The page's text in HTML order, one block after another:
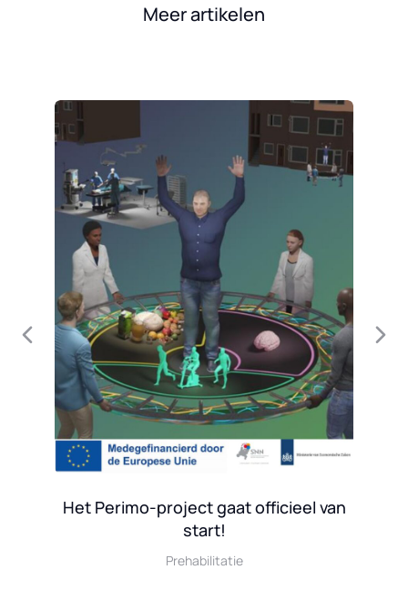
Meer artikelen
Het Perimo-project gaat officieel van
start!
Prehabilitatie